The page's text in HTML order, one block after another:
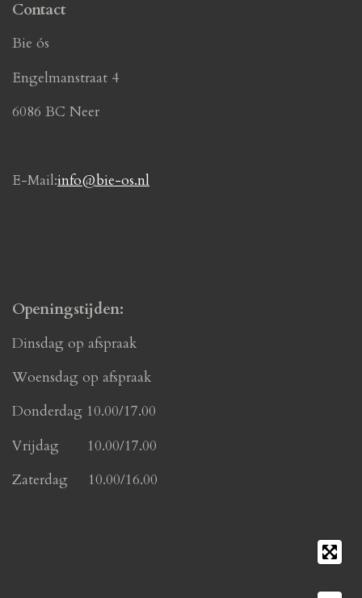
c
b
o
r
m
Contact
Bie ós
Engelmanstraat 4
6086 BC Neer
E-Mail:info@bie-os.nl
Openingstijden:
Dinsdag op afspraak
Woensdag op afspraak
Donderdag 10.00/17.00
Vrijdag 10.00/17.00
Zaterdag 10.00/16.00